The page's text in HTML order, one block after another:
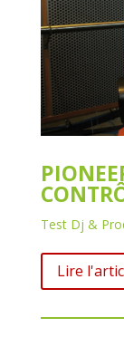
Test Dj &
Lire